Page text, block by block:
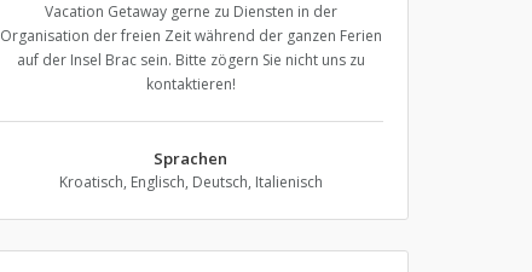
Vacation Getaway gerne zu Diensten in der
Organisation der freien Zeit während der ganzen Ferien
auf der Insel Brac sein. Bitte zögern Sie nicht uns zu
kontaktieren!
Sprachen
Kroatisch, Englisch, Deutsch, Italienisch